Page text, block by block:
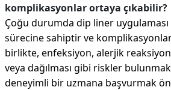
komplikasyonlar ortaya çıkabilir?
Çoğu durumda dip liner uygulaması
sürecine sahiptir ve
birlikte, enfeksiyon, alerjik
veya dağılması gibi riskler
deneyimli bir uzmana başvurmak